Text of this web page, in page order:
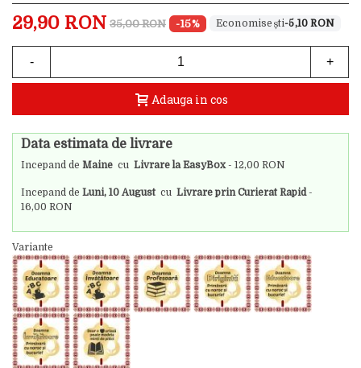
29,90 RON 35,00 RON -15% -5,10 RON
- +
Adauga in cos
Data estimata de livrare
Incepand de Maine cu Livrare la EasyBox - 12,00 RON
Incepand de Luni, 10 August cu Livrare prin Curierat Rapid -
16,00 RON
Variante